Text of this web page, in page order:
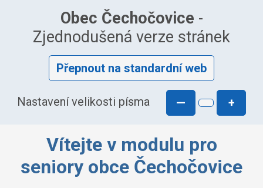
Obec Čechočovice -
Zjednodušená verze stránek
Přepnout na standardní web
Nastavení velikosti písma — +
Vítejte v modulu pro
seniory obce Čechočovice